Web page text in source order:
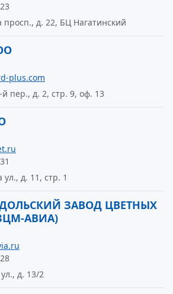
д. 22, БЦ Нагатинский
plus.com
пер., д. 2, стр. 9, оф. 13
д. 11, стр. 1
ЗАВОД ЦВЕТНЫХ
АВИА)
д. 13/2